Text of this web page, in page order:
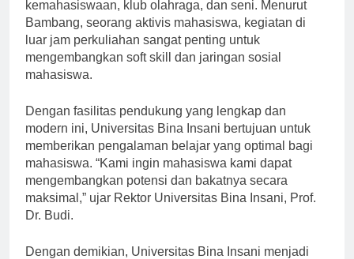
kemahasiswaan, klub olahraga, dan seni. Menurut
Bambang, seorang aktivis mahasiswa, kegiatan di
luar jam perkuliahan sangat penting untuk
mengembangkan soft skill dan jaringan sosial
mahasiswa.
Dengan fasilitas pendukung yang lengkap dan
modern ini, Universitas Bina Insani bertujuan untuk
memberikan pengalaman belajar yang optimal bagi
mahasiswa. “Kami ingin mahasiswa kami dapat
mengembangkan potensi dan bakatnya secara
maksimal,” ujar Rektor Universitas Bina Insani, Prof.
Dr. Budi.
Dengan demikian, Universitas Bina Insani menjadi